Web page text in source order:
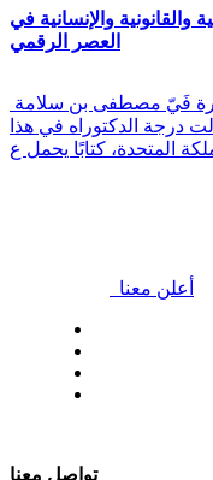
والقانونية والإنسانية في
العصر الرقمي
درجة الدكتوراه في هذا
المتحدة، كتابًا يحمل ع
أعلن معنا
تواصل معنا